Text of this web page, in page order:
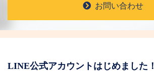
お問い合わせ
LINE公式アカウントはじめました！